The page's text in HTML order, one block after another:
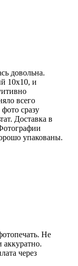
довольна.
10х10, и
всего
сразу
Доставка в
упакованы.
Не
через